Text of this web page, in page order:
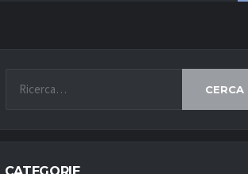
CERCA